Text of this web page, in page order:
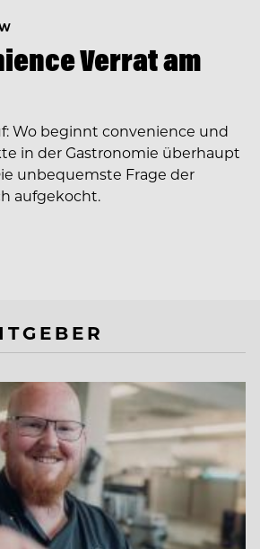
Verrat am
Wo beginnt convenience und
in der Gastronomie überhaupt
unbequemste Frage der
aufgekocht.